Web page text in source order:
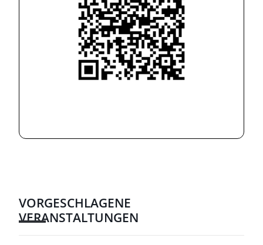
VORGESCHLAGENE
VERANSTALTUNGEN